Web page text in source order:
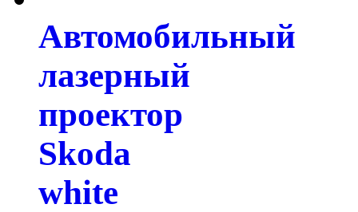
Автомобильный
лазерный
проектор
Skoda
white